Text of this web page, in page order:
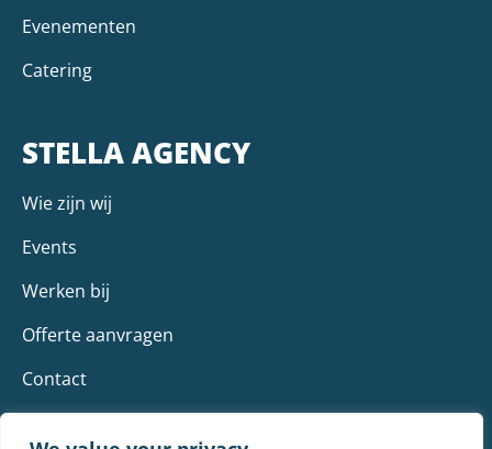
Evenementen
Catering
STELLA AGENCY
Wie zijn wij
Events
Werken bij
Offerte aanvragen
Contact